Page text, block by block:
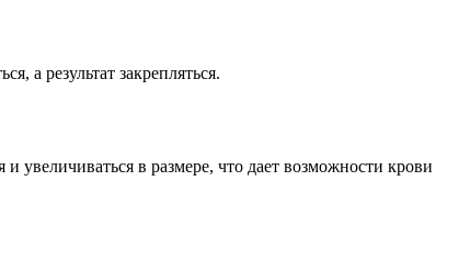
а результат закрепляться.
увеличиваться в размере, что дает возможности крови